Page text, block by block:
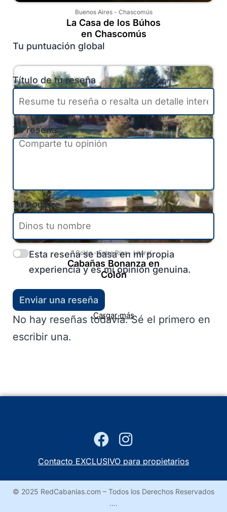
Buenos Aires- Chascomús
La Casa de los Búhos
en Chascomús
Colón-Entre Ríos- Litoral
Cabañas Bonanza en
Colón
Cargar más
Tu puntuación global
Título de tu reseña
Tu reseña
Tu nombre
Esta reseña se basa en mi propia
experiencia y es mi opinión genuina.
Enviar una reseña
No hay reseñas todavía. Sé el primero en
escribir una.
Contacto EXCLUSIVO para propietarios
© 2025 RedCabanias.com – Todos los Derechos Reservados
….